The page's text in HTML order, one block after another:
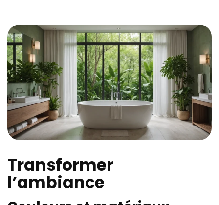
Transformer
l’ambiance